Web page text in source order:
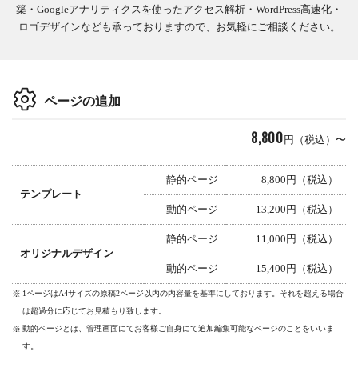
築・Googleアナリティクスを使ったアクセス解析・WordPress高速化・
ロゴデザインなども承っておりますので、お気軽にご相談ください。
ページの追加
8,800 円（税込）〜
テンプレート
静的ページ 8,800円（税込）
動的ページ 13,200円（税込）
オリジナルデザイン
静的ページ 11,000円（税込）
動的ページ 15,400円（税込）
1ページはA4サイズの原稿2ページ以内の内容量を基準にしております。それを超える場合
は超過分に応じてお見積もり致します。
動的ページとは、管理画面にてお客様ご自身にて追加編集可能なページのことをいいま
す。